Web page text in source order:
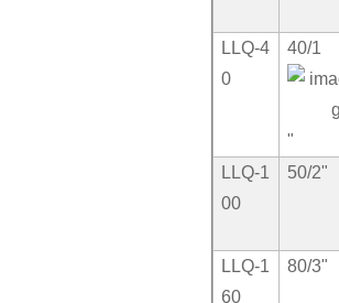
LLQ-4
0
40/1
"
LLQ-1
00
50/2"
LLQ-1
60
80/3"